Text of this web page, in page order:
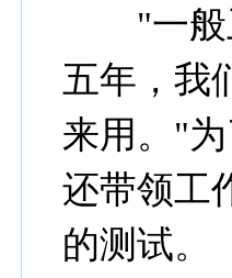
"一般卫
五年，我
来用。"
还带领工
的测试。